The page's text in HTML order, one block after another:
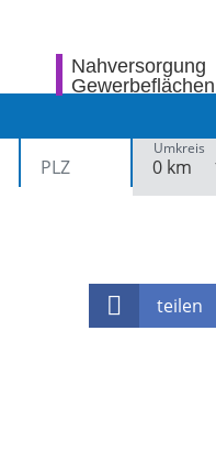
Nahversorgung
Gewerbeflächen
Umkreis
teilen